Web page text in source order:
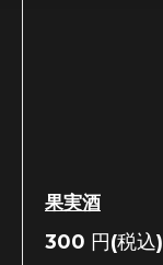
果実酒
300 円(税込)